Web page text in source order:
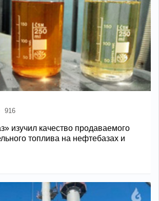
916
изучил качество продаваемого
топлива на нефтебазах и